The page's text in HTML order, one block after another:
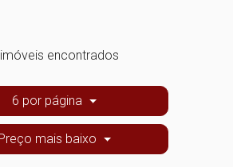
encontrados
6 por página
mais baixo